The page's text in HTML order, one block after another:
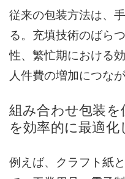
従来の包装方法は、
る。充填技術のばら
性、繁忙期における
人件費の増加につな
組み合わせ包装を
を効率的に最適化
例えば、クラフト紙